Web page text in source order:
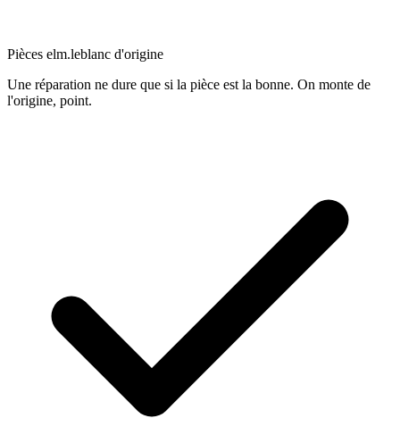
Pièces elm.leblanc d'origine
Une réparation ne dure que si la pièce est la bonne. On monte de
l'origine, point.